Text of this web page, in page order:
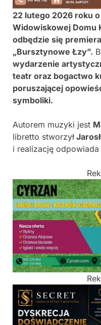
22 lutego 2026 roku
Widowiskowej Domu
odbędzie się
„Bursztynowe Łzy”.
wydarzenie
teatr oraz bogactwo
poruszającej
symboliki.
Autorem muzyki jest
libretto stworzył
i realizację odpowiada